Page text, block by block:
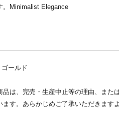
。Minimalist Elegance
ールド
は、完売・生産中止等の理由、また
す。あらかじめご了承いただきます